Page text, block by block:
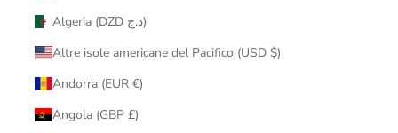
Algeria (DZD د.ج)
Altre isole americane del Pacifico (USD $)
Andorra (EUR €)
Angola (GBP £)